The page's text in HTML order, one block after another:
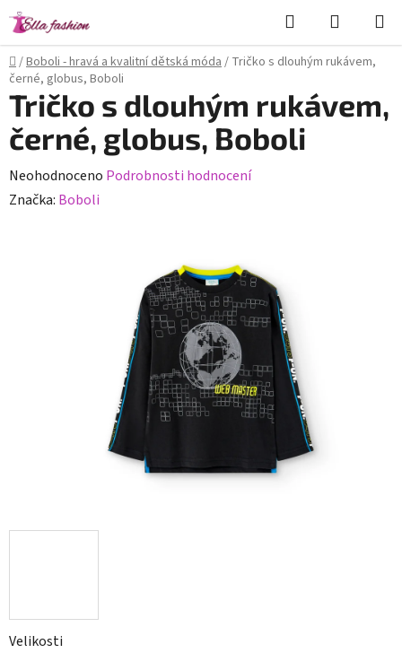
Přejít
na
obsah
Hledat
KOŠÍK
Domů
/Boboli - hravá a kvalitní dětská móda/ Tričko s dlouhým rukávem,
černé, globus, Boboli
Velikosti
Tričko s dlouhým rukávem,
černé, globus, Boboli
Průměrné
hodnocení
Neohodnoceno Podrobnosti hodnocení
Značka: Boboli